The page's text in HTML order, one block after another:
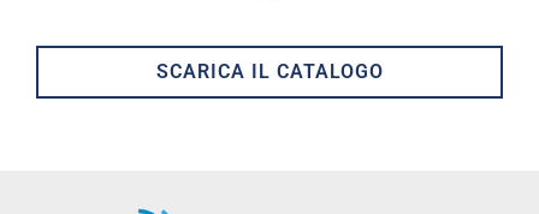
SCARICA IL CATALOGO